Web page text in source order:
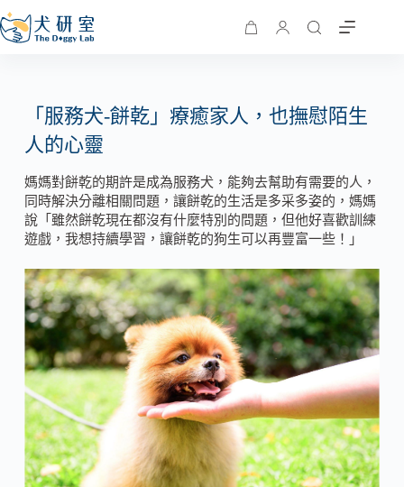
「服務犬-餅乾」療癒家人，也撫慰陌生
人的心靈
媽媽對餅乾的期許是成為服務犬，能夠去幫助有需要的人，
同時解決分離相關問題，讓餅乾的生活是多采多姿的，媽媽
說「雖然餅乾現在都沒有什麼特別的問題，但他好喜歡訓練
遊戲，我想持續學習，讓餅乾的狗生可以再豐富一些！」